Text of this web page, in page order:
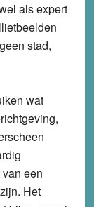
als expert
stad,
wat
een
Het